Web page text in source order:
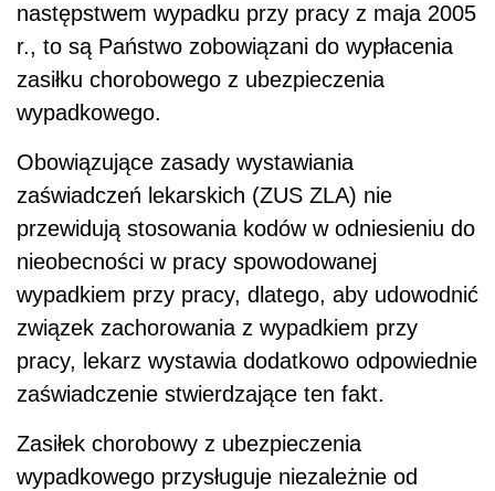
następstwem wypadku przy pracy z maja 2005
r., to są Państwo zobowiązani do wypłacenia
zasiłku chorobowego z ubezpieczenia
wypadkowego.
Obowiązujące zasady wystawiania
zaświadczeń lekarskich (ZUS ZLA) nie
przewidują stosowania kodów w odniesieniu do
nieobecności w pracy spowodowanej
wypadkiem przy pracy, dlatego, aby udowodnić
związek zachorowania z wypadkiem przy
pracy, lekarz wystawia dodatkowo odpowiednie
zaświadczenie stwierdzające ten fakt.
Zasiłek chorobowy z ubezpieczenia
wypadkowego przysługuje niezależnie od